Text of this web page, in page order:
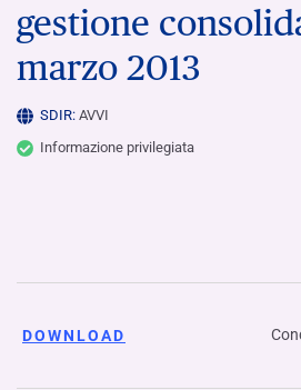
gestione
marzo 2013
SDIR: AVVI
Informazione privilegiata
DOWNLOAD